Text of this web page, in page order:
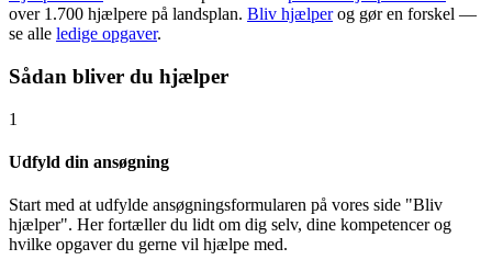
over 1.700 hjælpere på landsplan. Bliv hjælperog gør en forskel —
se alle ledige opgaver.
Sådan bliver du hjælper
1
Udfyld din ansøgning
Start med at udfylde ansøgningsformularen på vores side "Bliv
hjælper". Her fortæller du lidt om dig selv, dine kompetencer og
hvilke opgaver du gerne vil hjælpe med.